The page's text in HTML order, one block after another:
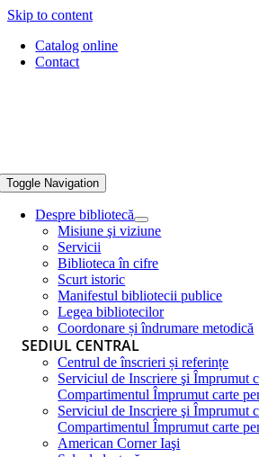
Skip to content
Catalog online
Contact
Toggle Navigation
Despre bibliotecă
Misiune şi viziune
Servicii
Biblioteca în cifre
Scurt istoric
Manifestul bibliotecii publice
Legea bibliotecilor
Coordonare și îndrumare metodică
SEDIUL CENTRAL
Centrul de înscrieri și referințe
Serviciul de Inscriere şi Împrumut
Compartimentul Împrumut carte
Serviciul de Inscriere şi Împrumut
Compartimentul Împrumut carte
American Corner Iaşi